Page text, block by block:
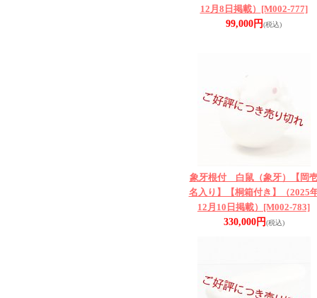
12月8日掲載） [M002-777]
99,000円(税込)
象牙根付 白鼠（象牙）【岡
名入り】【桐箱付き】（2025
12月10日掲載） [M002-783]
330,000円(税込)